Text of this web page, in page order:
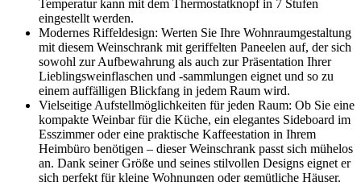
Temperatur kann mit dem Thermostatknopf in 7 Stufen
eingestellt werden.
Modernes Riffeldesign: Werten Sie Ihre Wohnraumgestaltung
mit diesem Weinschrank mit geriffelten Paneelen auf, der sich
sowohl zur Aufbewahrung als auch zur Präsentation Ihrer
Lieblingsweinflaschen und -sammlungen eignet und so zu
einem auffälligen Blickfang in jedem Raum wird.
Vielseitige Aufstellmöglichkeiten für jeden Raum: Ob Sie eine
kompakte Weinbar für die Küche, ein elegantes Sideboard im
Esszimmer oder eine praktische Kaffeestation in Ihrem
Heimbüro benötigen – dieser Weinschrank passt sich mühelos
an. Dank seiner Größe und seines stilvollen Designs eignet er
sich perfekt für kleine Wohnungen oder gemütliche Häuser.